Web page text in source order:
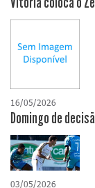
16/05/2026
Domingo de
03/05/2026